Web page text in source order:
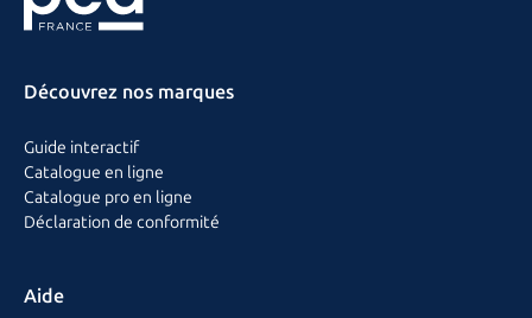
Découvrez nos marques
Guide interactif
Catalogue en ligne
Catalogue pro en ligne
Déclaration de conformité
Aide